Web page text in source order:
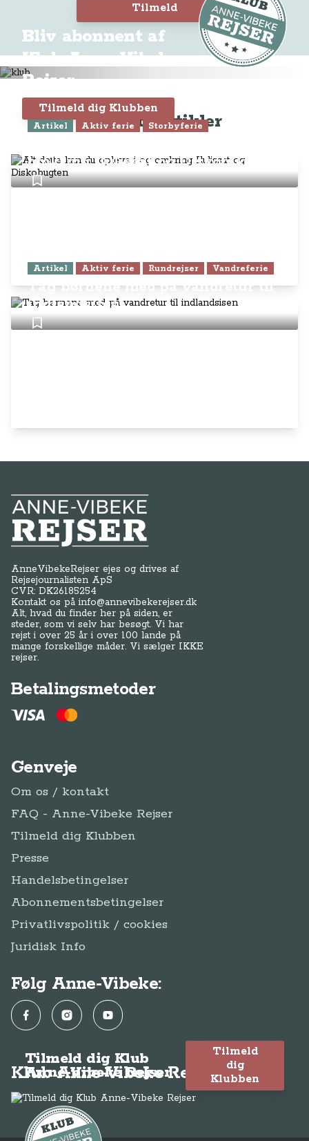
Tilmeld
Bliv abonnent af
Klub Anne-Vibeke
Rejser
Tilmeld dig Klubben
Seneste artikler
Artikel Aktiv ferie Storbyferie
omkring Ilulissat og Diskobugten
Artikel Aktiv ferie Rundrejser Vandreferie
Tag børnene med på vandretur til
indlandsisen
Anne-Vibeke Rejser
AnneVibekeRejser ejes og drives af
Rejsejournalisten ApS
CVR: DK26185254
Kontakt os påinfo@annevibekerejser.dk
Alt, hvad du finder her på siden, er
steder, som vi selv har besøgt. Vi har
rejst i over 25 år i over 100 lande på
mange forskellige måder. Vi sælger IKKE
rejser.
Betalingsmetoder
Genveje
Om os / kontakt
FAQ - Anne-Vibeke Rejser
Tilmeld dig Klubben
Presse
Handelsbetingelser
Abonnementsbetingelser
Privatlivspolitik / cookies
Juridisk Info
Følg Anne-Vibeke:
FacebookInstagramYouTube
Klub Anne-Vibeke Rejser
Tilmeld dig Klub
Anne-Vibeke Rejser
Tilmeld
dig
Klubben